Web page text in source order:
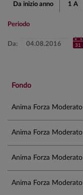
Da inizio anno 1 A
Periodo
Da:
Fondo
Anima Forza Moderato
Anima Forza Moderato
Anima Forza Moderato
Anima Forza Moderato